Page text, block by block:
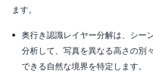
ます。
奥行き認識レイヤー分解は、シー
分析して、写真を異なる高さの別
できる自然な境界を特定します。